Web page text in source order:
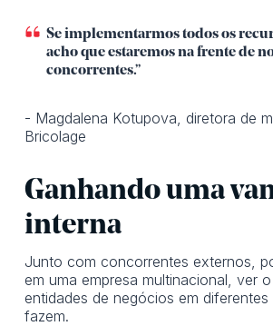
Se implementarmos todos os
acho que estaremos na frente de
concorrentes.”
- Magdalena Kotupova, diretora de
Bricolage
Ganhando uma
interna
Junto com concorrentes externos,
em uma empresa multinacional, ver
entidades de negócios em diferentes
fazem.